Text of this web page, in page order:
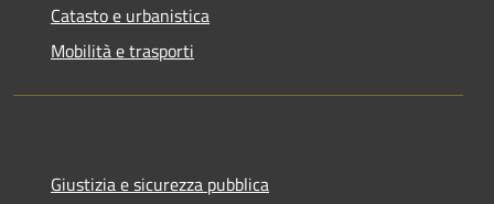
Catasto e urbanistica
Mobilità e trasporti
Giustizia e sicurezza pubblica